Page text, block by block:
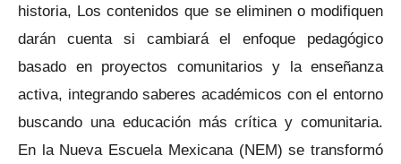
historia, Los contenidos que se eliminen o modifiquen
darán cuenta si cambiará el enfoque pedagógico
basado en proyectos comunitarios y la enseñanza
activa, integrando saberes académicos con el entorno
buscando una educación más crítica y comunitaria.
En la Nueva Escuela Mexicana (NEM) se transformó